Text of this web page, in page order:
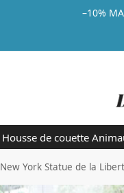
–10%
Housse de couette
New York Statue de la